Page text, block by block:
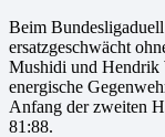
Beim
ersatzgeschwächt
Mushidi und Hendrik
energische
Anfang der zweiten
81:88.